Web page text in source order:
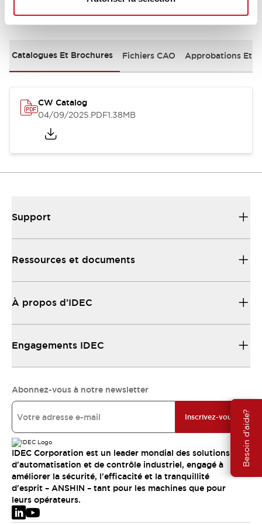
Besoin d'aide?
Documents et fichiers
Catalogues Et Brochures Fichiers CAO Approbations Et
CW Catalog
04/09/2025.PDF1.38MB
Support
Ressources et documents
À propos d’IDEC
Engagements IDEC
Abonnez-vous à notre newsletter
Inscrivez-vous
IDEC Corporation est un leader mondial des solutions
d'automatisation et de contrôle industriel, engagé à
améliorer la sécurité, l'efficacité et la tranquillité
d'esprit – ANSHIN – tant pour les machines que pour
leurs opérateurs.